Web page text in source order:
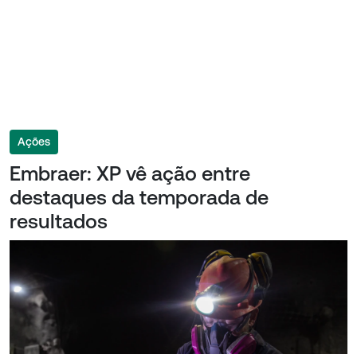
Ações
Embraer: XP vê ação entre
destaques da temporada de
resultados